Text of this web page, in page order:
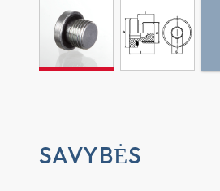
SAVYBĖS